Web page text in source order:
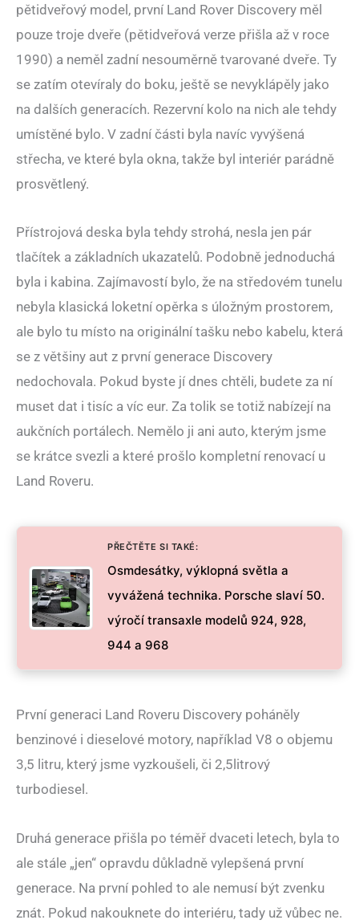
pětidveřový model, první Land Rover Discovery měl
pouze troje dveře (pětidveřová verze přišla až v roce
1990) a neměl zadní nesouměrně tvarované dveře. Ty
se zatím otevíraly do boku, ještě se nevyklápěly jako
na dalších generacích. Rezervní kolo na nich ale tehdy
umístěné bylo. V zadní části byla navíc vyvýšená
střecha, ve které byla okna, takže byl interiér parádně
prosvětlený.
Přístrojová deska byla tehdy strohá, nesla jen pár
tlačítek a základních ukazatelů. Podobně jednoduchá
byla i kabina. Zajímavostí bylo, že na středovém tunelu
nebyla klasická loketní opěrka s úložným prostorem,
ale bylo tu místo na originální tašku nebo kabelu, která
se z většiny aut z první generace Discovery
nedochovala. Pokud byste jí dnes chtěli, budete za ní
muset dat i tisíc a víc eur. Za tolik se totiž nabízejí na
aukčních portálech. Nemělo ji ani auto, kterým jsme
se krátce svezli a které prošlo kompletní renovací u
Land Roveru.
PŘEČTĚTE SI TAKÉ:
Osmdesátky, výklopná světla a
vyvážená technika. Porsche slaví 50.
výročí transaxle modelů 924, 928,
944 a 968
První generaci Land Roveru Discovery poháněly
benzinové i dieselové motory, například V8 o objemu
3,5 litru, který jsme vyzkoušeli, či 2,5litrový
turbodiesel.
Druhá generace přišla po téměř dvaceti letech, byla to
ale stále „jen“ opravdu důkladně vylepšená první
generace. Na první pohled to ale nemusí být zvenku
znát. Pokud nakouknete do interiéru, tady už vůbec ne.